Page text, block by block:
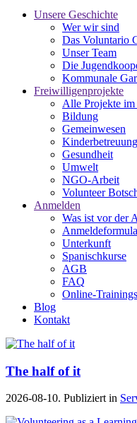
Unsere Geschichte
Wer wir sind
Das Voluntario
Unser Team
Die
Kommunale
Freiwilligenprojekte
Alle Projekte
Bildung
Gemeinwesen
Kinderbetreuung
Gesundheit
Umwelt
NGO-Arbeit
Volunteer
Anmelden
Was ist vor der
Unterkunft
Spanischkurse
AGB
FAQ
Online-
Blog
Kontakt
The half of it
2026-08-10. Publiziert in